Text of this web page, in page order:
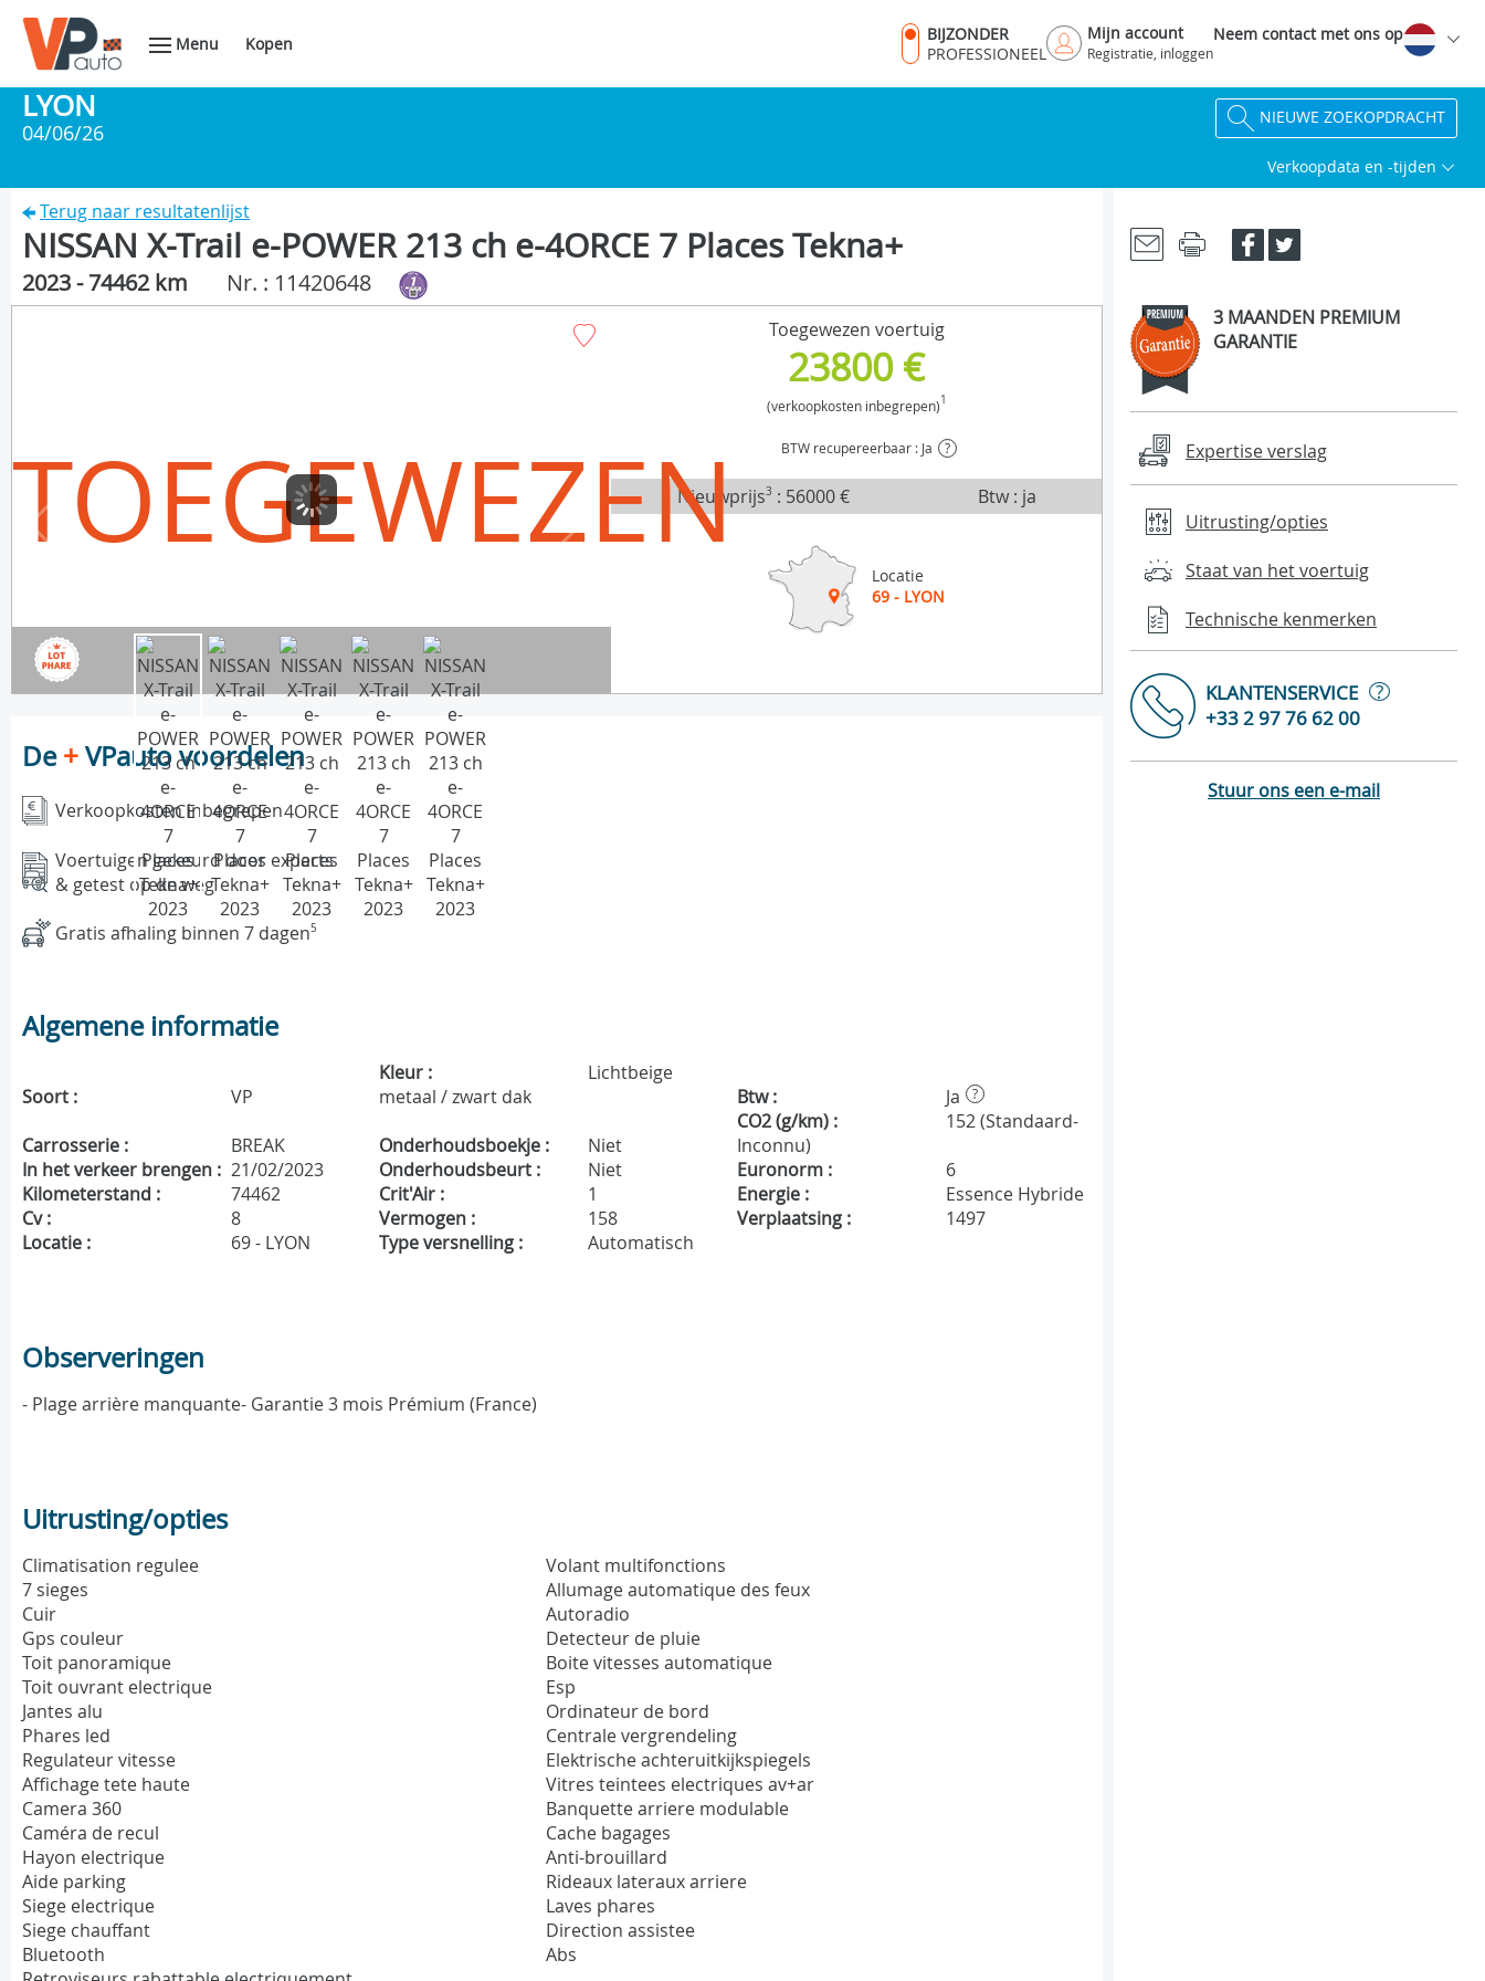
Menu Kopen
BIJZONDER
PROFESSIONEEL
Mijn account
Registratie, inloggen
Neem contact met ons op
LYON
04/06/26
NIEUWE ZOEKOPDRACHT
Verkoopdata en -tijden
Terug naar resultatenlijst
NISSAN X-Trail e-POWER 213 ch e-4ORCE 7 Places Tekna+
2023 - 74462 km Nr. : 11420648
TOEGEWEZEN
Toegewezen voertuig
23800 €
(verkoopkosten inbegrepen)1
BTW recupereerbaar : Ja ?
Nieuwprijs3 : 56000 € Btw : ja
Locatie
69 - LYON
De+VPauto voordelen
Verkoopkosten inbegrepen
Voertuigen gekeurd door experts
& getest op de weg
Gratis afhaling binnen 7 dagen5
Algemene informatie
Soort : VP
Kleur :
Lichtbeige
metaal / zwart dak
Btw : Ja ?
Carrosserie : BREAK Onderhoudsboekje : Niet
CO2 (g/km) :
152 (Standaard-
Inconnu)
In het verkeer brengen : 21/02/2023 Onderhoudsbeurt : Niet Euronorm :
6
Kilometerstand :
74462 Crit'Air : 1 Energie :
Essence Hybride
Cv :
8 Vermogen : 158 Verplaatsing :
1497
Locatie :
69 - LYON Type versnelling : Automatisch
Observeringen
- Plage arrière manquante- Garantie 3 mois Prémium (France)
Uitrusting/opties
Climatisation regulee
7 sieges
Cuir
Gps couleur
Toit panoramique
Toit ouvrant electrique
Jantes alu
Phares led
Regulateur vitesse
Affichage tete haute
Camera 360
Caméra de recul
Hayon electrique
Aide parking
Siege electrique
Siege chauffant
Bluetooth
Volant multifonctions
Allumage automatique des feux
Autoradio
Detecteur de pluie
Boite vitesses automatique
Esp
Ordinateur de bord
Centrale vergrendeling
Elektrische achteruitkijkspiegels
Vitres teintees electriques av+ar
Banquette arriere modulable
Cache bagages
Anti-brouillard
Rideaux lateraux arriere
Laves phares
Direction assistee
Abs
3 MAANDEN PREMIUM
GARANTIE
Expertise verslag
Uitrusting/opties
Staat van het voertuig
Technische kenmerken
KLANTENSERVICE
?
+33 2 97 76 62 00
Stuur ons een e-mail